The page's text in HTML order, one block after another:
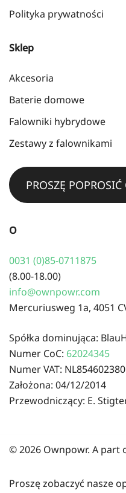
Polityka prywatności
Sklep
Akcesoria
Baterie domowe
Falowniki hybrydowe
Zestawy z falownikami
PROSZĘ
O
0031 (0)85-0711875
(8.00-18.00)
info@ownpowr.com
Mercuriusweg 1a, 4051
Spółka dominująca:
Numer CoC: 62024345
Numer VAT:
Założona: 04/12/2014
Przewodniczący: E.
© 2026 Ownpowr. A part
Proszę zobaczyć nasze